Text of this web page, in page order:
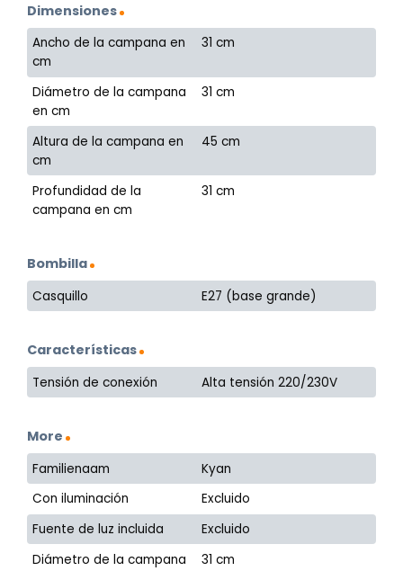
Dimensiones
Ancho de la campana en
cm
31 cm
Diámetro de la campana
en cm
31 cm
Altura de la campana en
cm
45 cm
Profundidad de la
campana en cm
31 cm
Bombilla
Casquillo E27 (base grande)
Características
Tensión de conexión Alta tensión 220/230V
More
Familienaam
Kyan
Con iluminación
Excluido
Fuente de luz incluida
Excluido
Diámetro de la campana
31 cm